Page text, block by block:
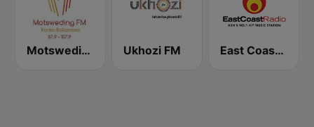
Motsweding FM Ukhozi FM East Coast Radio